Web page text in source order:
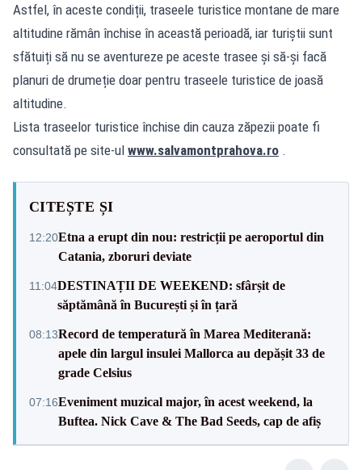
Astfel, în aceste condiții, traseele turistice montane de mare
altitudine rămân închise în această perioadă, iar turiștii sunt
sfătuiți să nu se aventureze pe aceste trasee și să-și facă
planuri de drumeție doar pentru traseele turistice de joasă
altitudine.
Lista traseelor turistice închise din cauza zăpezii poate fi
consultată pe site-ul www.salvamontprahova.ro .
CITEȘTE ȘI
12:20Etna a erupt din nou: restricții pe aeroportul din
Catania, zboruri deviate
11:04DESTINAȚII DE WEEKEND: sfârșit de
săptămână în București și în țară
08:13Record de temperatură în Marea Mediterană:
apele din largul insulei Mallorca au depășit 33 de
grade Celsius
07:16Eveniment muzical major, în acest weekend, la
Buftea. Nick Cave & The Bad Seeds, cap de afiș